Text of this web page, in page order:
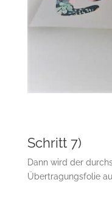
Schritt 7)
Dann wird der
Übertragungsfolie